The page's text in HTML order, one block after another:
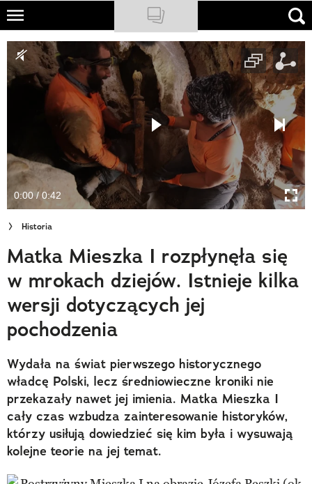
Skip
main
content
NATIONAL GEOGRAPHIC
TRAVELER
PODCASTY
Newsletter
Cuda Polski
Wielki Konkurs Fotograficzny
Trendbook Podróżniczy
Polecane
0:00 / 0:42
Historia
Matka Mieszka I rozpłynęła się
w mrokach dziejów. Istnieje kilka
wersji dotyczących jej
pochodzenia
Wydała na świat pierwszego historycznego
władcę Polski, lecz średniowieczne kroniki nie
przekazały nawet jej imienia. Matka Mieszka I
cały czas wzbudza zainteresowanie historyków,
którzy usiłują dowiedzieć się kim była i wysuwają
kolejne teorie na jej temat.